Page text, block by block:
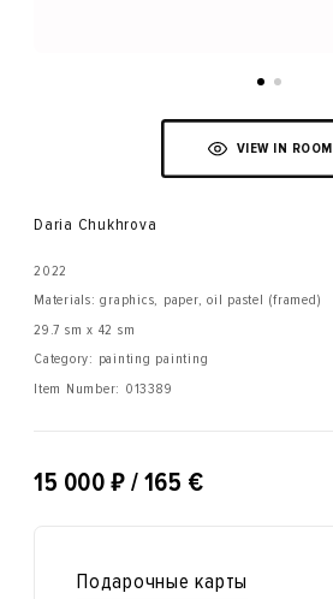
VIEW IN ROOM
Daria Chukhrova
2022
Materials: graphics, paper, oil pastel (framed)
29.7 sm x 42 sm
Category: painting painting
Item Number: 013389
15 000 ₽ / 165 €
Подарочные карты